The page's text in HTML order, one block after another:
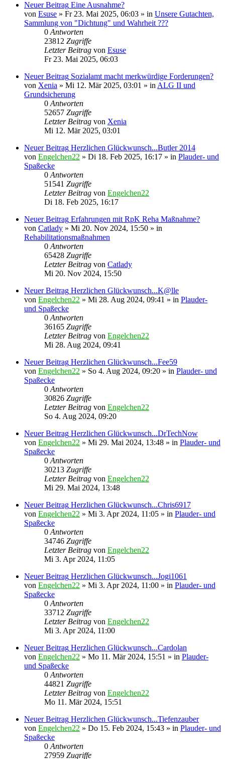
Neuer Beitrag Eine Ausnahme?
von Esuse » Fr 23. Mai 2025, 06:03 » in Unsere Gutachten,
Sammlung von "Dichtung" und Wahrheit ???
0Antworten
23812 Zugriffe
Letzter Beitrag von Esuse
Fr 23. Mai 2025, 06:03
Neuer Beitrag Sozialamt macht merkwürdige Forderungen?
von Xenia » Mi 12. Mär 2025, 03:01 » inALG II und
Grundsicherung
0Antworten
52657 Zugriffe
Letzter Beitrag von Xenia
Mi 12. Mär 2025, 03:01
Neuer Beitrag Herzlichen Glückwunsch...Butler 2014
von Engelchen22 » Di 18. Feb 2025, 16:17 » in Plauder- und
Spaßecke
0Antworten
51541 Zugriffe
Letzter Beitrag von Engelchen22
Di 18. Feb 2025, 16:17
Neuer Beitrag Erfahrungen mit RpK Reha Maßnahme?
von Catlady » Mi 20. Nov 2024, 15:50 » in
Rehabilitationsmaßnahmen
0Antworten
65428 Zugriffe
Letzter Beitrag von Catlady
Mi 20. Nov 2024, 15:50
Neuer Beitrag Herzlichen Glückwunsch...K@lle
von Engelchen22 » Mi 28. Aug 2024, 09:41 » in Plauder-
und Spaßecke
0Antworten
36165 Zugriffe
Letzter Beitrag von Engelchen22
Mi 28. Aug 2024, 09:41
Neuer Beitrag Herzlichen Glückwunsch...Fee59
von Engelchen22 » So 4. Aug 2024, 09:20 » in Plauder- und
Spaßecke
0Antworten
30826 Zugriffe
Letzter Beitrag von Engelchen22
So 4. Aug 2024, 09:20
Neuer Beitrag Herzlichen Glückwunsch...DrTechNow
von Engelchen22 » Mi 29. Mai 2024, 13:48 » in Plauder- und
Spaßecke
0Antworten
30213 Zugriffe
Letzter Beitrag von Engelchen22
Mi 29. Mai 2024, 13:48
Neuer Beitrag Herzlichen Glückwunsch...Chris6917
von Engelchen22 » Mi 3. Apr 2024, 11:05 » in Plauder- und
Spaßecke
0Antworten
34746 Zugriffe
Letzter Beitrag von Engelchen22
Mi 3. Apr 2024, 11:05
Neuer Beitrag Herzlichen Glückwunsch...Jogi1061
von Engelchen22 » Mi 3. Apr 2024, 11:00 » in Plauder- und
Spaßecke
0Antworten
33712 Zugriffe
Letzter Beitrag von Engelchen22
Mi 3. Apr 2024, 11:00
Neuer Beitrag Herzlichen Glückwunsch...Cardolan
von Engelchen22 » Mo 11. Mär 2024, 15:51 » in Plauder-
und Spaßecke
0Antworten
44821 Zugriffe
Letzter Beitrag von Engelchen22
Mo 11. Mär 2024, 15:51
Neuer Beitrag Herzlichen Glückwunsch...Tiefenzauber
von Engelchen22 » Do 15. Feb 2024, 15:43 » in Plauder- und
Spaßecke
0Antworten
27959 Zugriffe